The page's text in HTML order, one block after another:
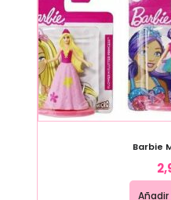
Barbie